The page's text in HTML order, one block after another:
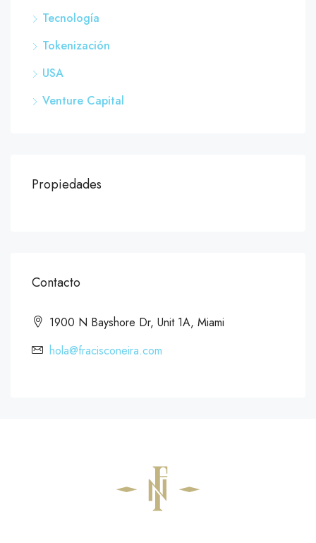
Tecnología
Tokenización
USA
Venture Capital
Propiedades
Contacto
1900 N Bayshore Dr, Unit 1A, Miami
hola@fracisconeira.com